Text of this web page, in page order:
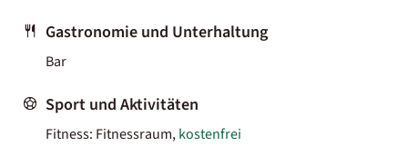
Gastronomie und Unterhaltung
Bar
Sport und Aktivitäten
Fitness: Fitnessraum,kostenfrei